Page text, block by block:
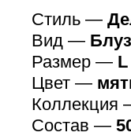
Стиль —
Вид —
Размер — L
Цвет —
Коллекция
Состав —